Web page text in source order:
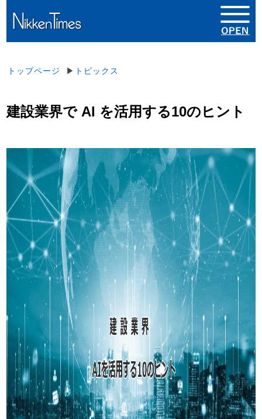
トップページ ▶ トピックス
建設業界で AI を活用する10のヒント